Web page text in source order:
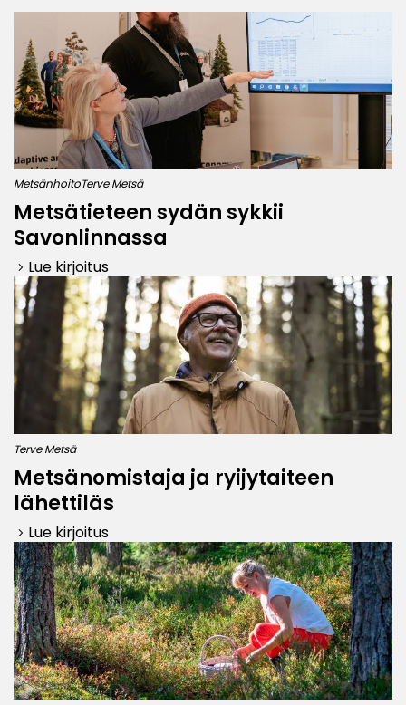
MetsänhoitoTerve Metsä
Metsätieteen sydän sykkii
Savonlinnassa
keyboard_arrow_right Lue kirjoitus
Terve Metsä
Metsänomistaja ja ryijytaiteen
lähettiläs
keyboard_arrow_right Lue kirjoitus